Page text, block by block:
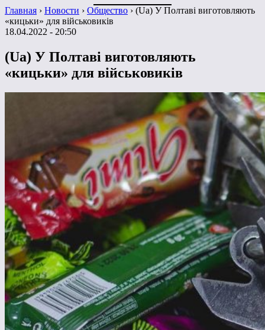
Главная › Новости › Общество › (Ua) У Полтаві виготовляють
«кицьки» для військовиків
18.04.2022 - 20:50
(Ua) У Полтаві виготовляють
«кицьки» для військовиків